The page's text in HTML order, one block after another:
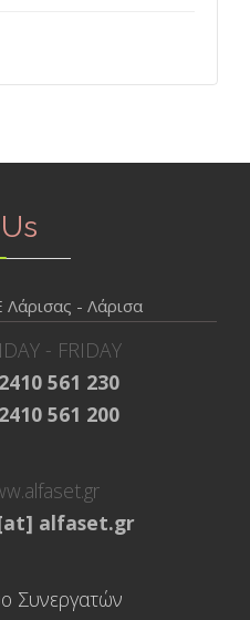
Λάρισας - Λάρισα
- FRIDAY
561 230
561 200
alfaset.gr
Συνεργατών